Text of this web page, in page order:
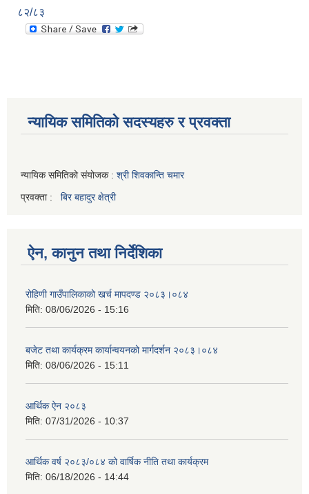
८२/८३
न्यायिक समितिको सदस्यहरु र प्रवक्ता
न्यायिक समितिको संयोजक : श्री शिवकान्ति चमार
प्रवक्ता : बिर बहादुर क्षेत्री
ऐन, कानुन तथा निर्देशिका
रोहिणी गाउँपालिकाको खर्च मापदण्ड २०८३।०८४
मिति: 08/06/2026 - 15:16
बजेट तथा कार्यक्रम कार्यान्वयनको मार्गदर्शन २०८३।०८४
मिति: 08/06/2026 - 15:11
आर्थिक ऐन २०८३
मिति: 07/31/2026 - 10:37
आर्थिक वर्ष २०८३/०८४ को वार्षिक नीति तथा कार्यक्रम
मिति: 06/18/2026 - 14:44